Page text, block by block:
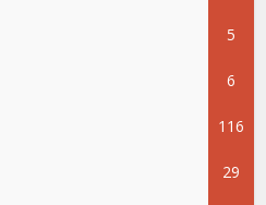
5
6
116
29